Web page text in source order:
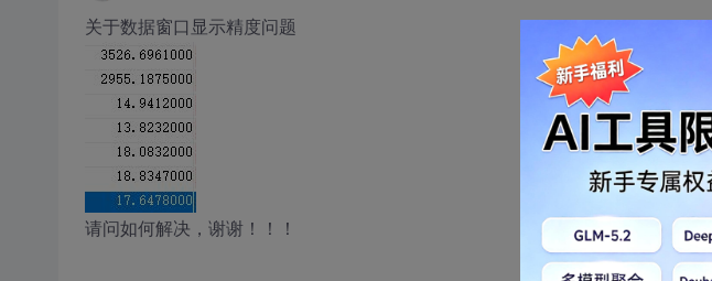
关于数据窗口显示精度问题
请问如何解决，谢谢！！！